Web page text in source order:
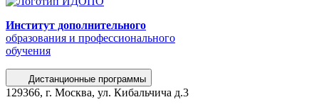
Институт дополнительного
образования и профессионального
обучения
Дистанционные программы
129366, г. Москва, ул. Кибальчича д.3